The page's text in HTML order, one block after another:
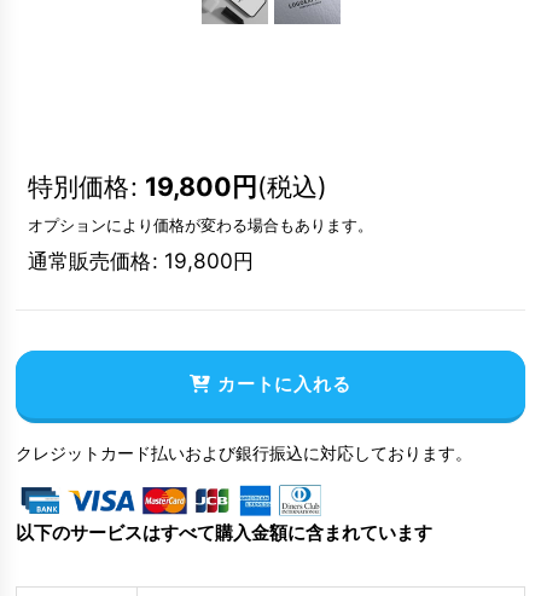
特別価格: 19,800円(税込)
オプションにより価格が変わる場合もあります。
通常販売価格: 19,800円
カートに入れる
クレジットカード払いおよび銀行振込に対応しております。
以下のサービスはすべて購入金額に含まれています